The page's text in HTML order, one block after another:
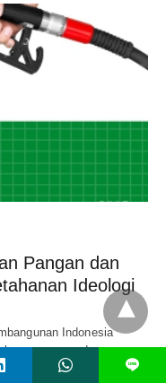
Pangan dan
Ideologi
Indonesia
pangan dan…
L